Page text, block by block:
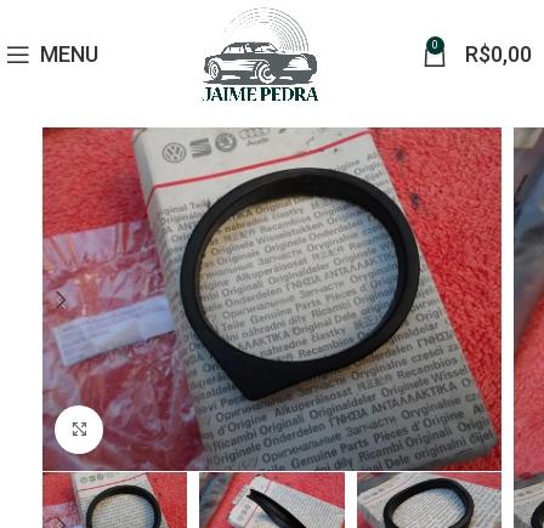
MENU 0 R$0,00
Click to enlarge